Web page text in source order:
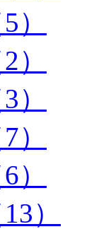
）
）
）
）
）
）